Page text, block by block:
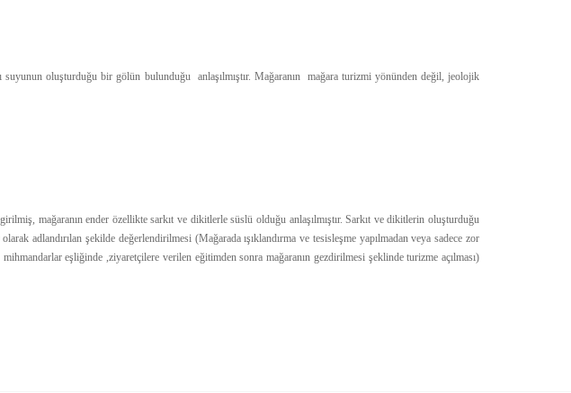
oluşturduğu bir gölün bulunduğu anlaşılmıştır. Mağaranın mağara turizmi yönünden değil, jeolojik
mağaranın ender özellikte sarkıt ve dikitlerle süslü olduğu anlaşılmıştır. Sarkıt ve dikitlerin oluşturduğu
adlandırılan şekilde değerlendirilmesi (Mağarada ışıklandırma ve tesisleşme yapılmadan veya sadece zor
eşliğinde ,ziyaretçilere verilen eğitimden sonra mağaranın gezdirilmesi şeklinde turizme açılması)